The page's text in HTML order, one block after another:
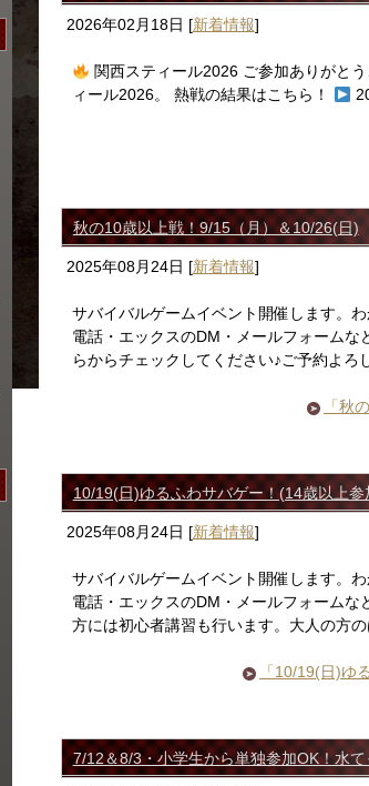
2026年02月18日 [新着情報]
関西スティール2026 ご参加ありがとう
ィール2026。 熱戦の結果はこちら！
秋の10歳以上戦！9/15（月）＆10/26(日)
2025年08月24日 [新着情報]
サバイバルゲームイベント開催します。
電話・エックスのDM・メールフォーム
らからチェックしてください♪ご予約よろ
「秋
10/19(日)ゆるふわサバゲー！(14歳以上参
2025年08月24日 [新着情報]
サバイバルゲームイベント開催します。
電話・エックスのDM・メールフォーム
方には初心者講習も行います。大人の方の
「10/19(日)ゆ
7/12＆8/3・小学生から単独参加OK！水